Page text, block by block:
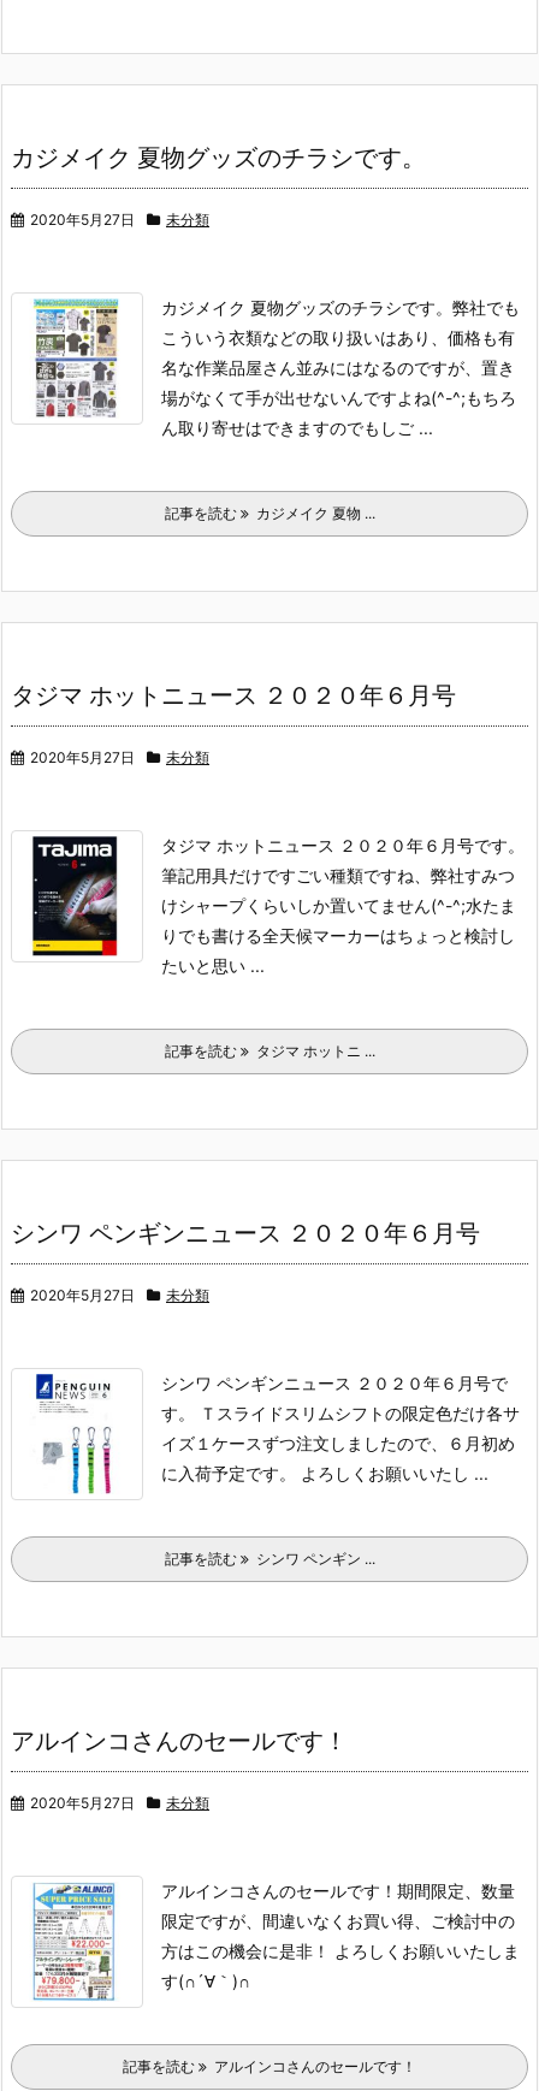
カジメイク 夏物グッズのチラシです。
2020年5月27日 未分類
カジメイク 夏物グッズのチラシです。 弊社でも
こういう衣類などの取り扱いはあり、価格も有
名な作業品屋さん並みにはなるのですが、置き
場がなくて手が出せないんですよね(^-^;もちろ
ん取り寄せはできますのでもしご ...
記事を読む カジメイク 夏物 ...
タジマ ホットニュース ２０２０年６月号
2020年5月27日 未分類
タジマ ホットニュース ２０２０年６月号です。
筆記用具だけですごい種類ですね、弊社すみつ
けシャープくらいしか置いてません(^-^;水たま
りでも書ける全天候マーカーはちょっと検討し
たいと思い ...
記事を読む タジマ ホットニ ...
シンワ ペンギンニュース ２０２０年６月号
2020年5月27日 未分類
シンワ ペンギンニュース ２０２０年６月号で
す。
Ｔスライドスリムシフトの限定色だけ各サ
イズ１ケースずつ注文しましたので、６月初め
に入荷予定です。
よろしくお願いいたし ...
記事を読む シンワ ペンギン ...
アルインコさんのセールです！
2020年5月27日 未分類
アルインコさんのセールです！ 期間限定、数量
限定ですが、間違いなくお買い得、ご検討中の
方はこの機会に是非！
よろしくお願いいたしま
す(∩´∀｀)∩
記事を読む アルインコさんのセールです！